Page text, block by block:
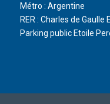
Métro : Argentine
RER : Charles de Gaulle
Parking public Etoile